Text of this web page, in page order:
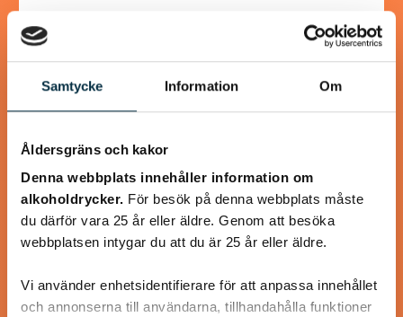
Samtycke Information Om
Åldersgräns och kakor
Denna webbplats innehåller information om
alkoholdrycker. För besök på denna webbplats måste
du därför vara 25 år eller äldre. Genom att besöka
webbplatsen intygar du att du är 25 år eller äldre.
Vi använder enhetsidentifierare för att anpassa innehållet
och annonserna till användarna, tillhandahålla funktioner
Senapsbakad torsk med rostad
sötpotatis
En rätt som går hem hos de flesta familjemedlemmarna är
denna, senapsbakade torsk med rostad sötpotatis.
@koppargrytan